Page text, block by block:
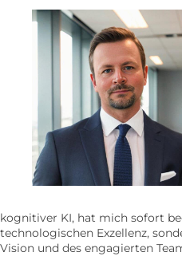
kognitiver KI, hat mich sofort
technologischen Exzellenz,
Vision und des engagierten